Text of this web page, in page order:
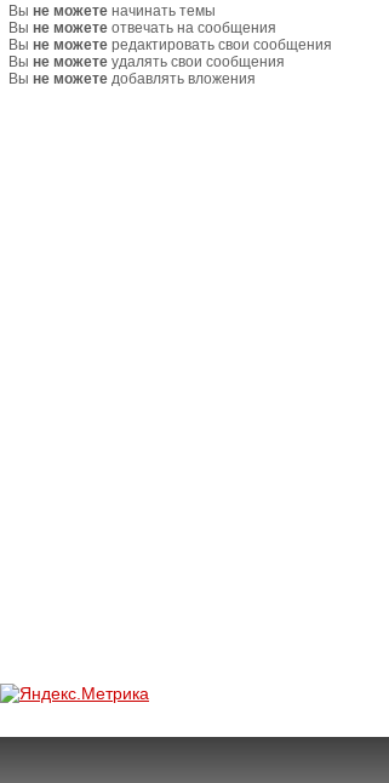
Вы не можете начинать темы
Вы не можете отвечать на сообщения
Вы не можете редактировать свои сообщения
Вы не можете удалять свои сообщения
Вы не можете добавлять вложения